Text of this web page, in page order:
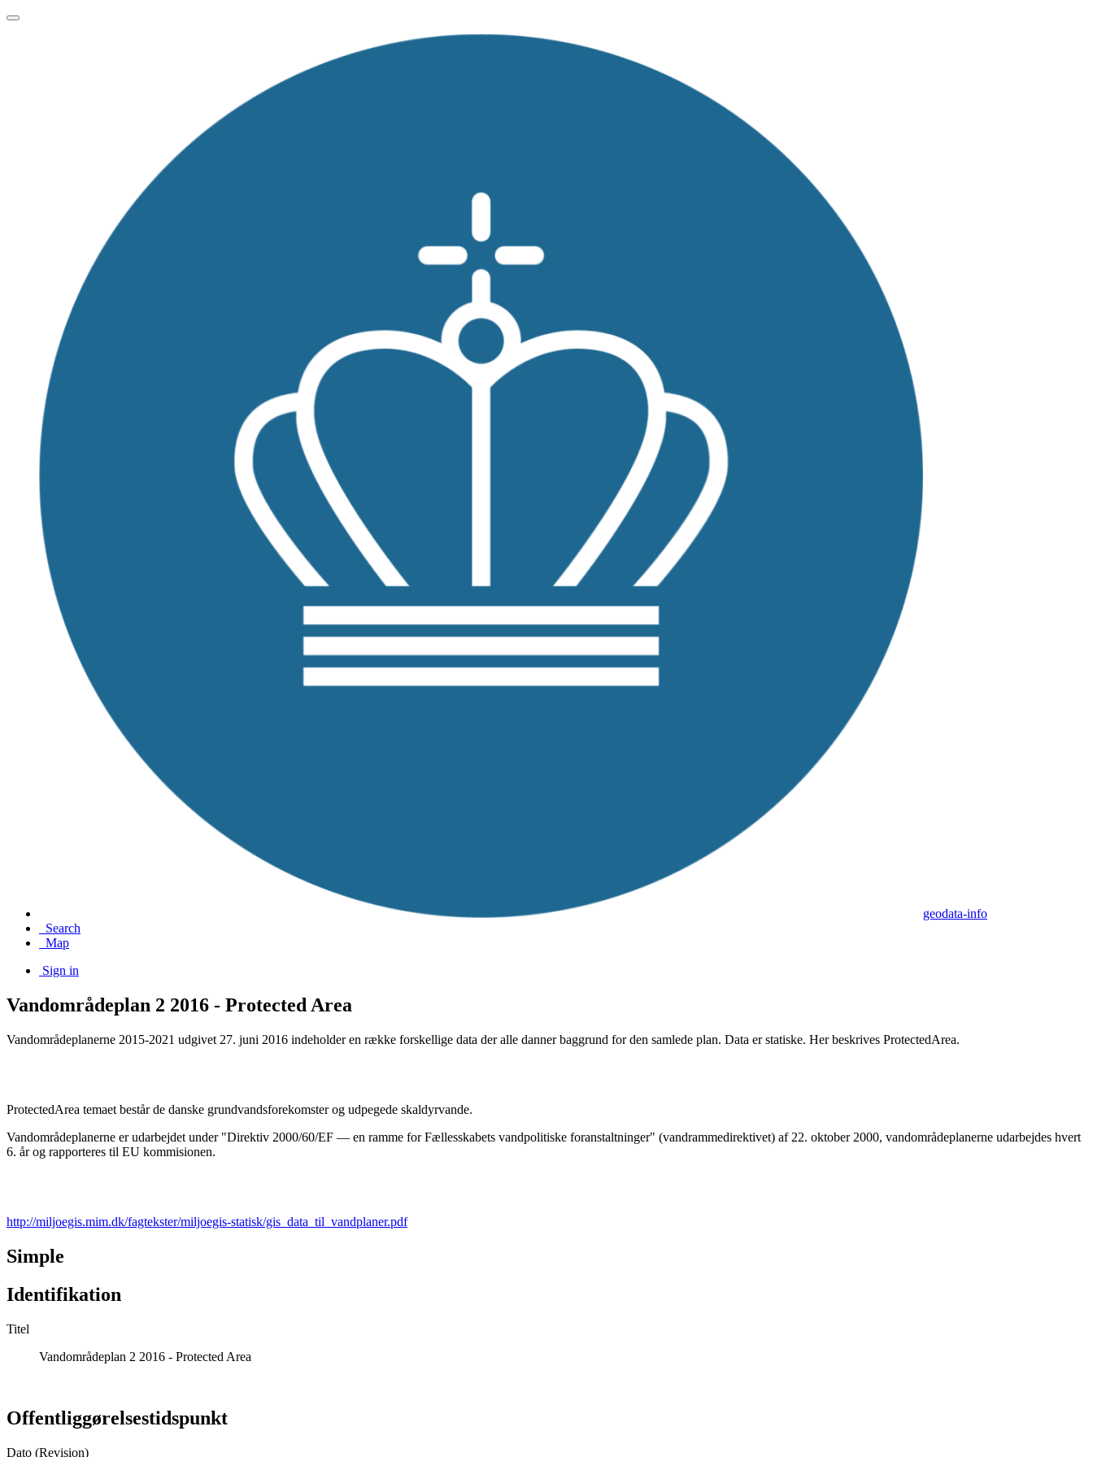
geodata-info
Search
Map
Sign in
Vandområdeplan 2 2016 - Protected Area
Vandområdeplanerne 2015-2021 udgivet 27. juni 2016 indeholder en række forskellige data der alle danner baggrund for den samlede plan. Data er statiske. Her beskrives ProtectedArea.
ProtectedArea temaet består de danske grundvandsforekomster og udpegede skaldyrvande.
Vandområdeplanerne er udarbejdet under "Direktiv 2000/60/EF — en ramme for Fællesskabets vandpolitiske foranstaltninger" (vandrammedirektivet) af 22. oktober 2000, vandområdeplanerne udarbejdes hvert
6. år og rapporteres til EU kommisionen.
http://miljoegis.mim.dk/fagtekster/miljoegis-statisk/gis_data_til_vandplaner.pdf
Simple
Identifikation
Titel
Vandområdeplan 2 2016 - Protected Area
Offentliggørelsestidspunkt
Dato (Revision)